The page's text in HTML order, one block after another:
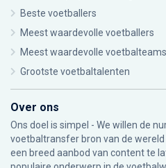
Beste voetballers
Meest waardevolle voetballers
Meest waardevolle voetbalteams
Grootste voetbaltalenten
Over ons
Ons doel is simpel - We willen de
voetbaltransfer bron van de
een breed aanbod van content te